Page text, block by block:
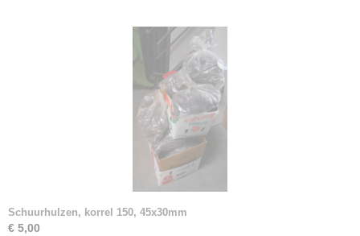
Schuurhulzen, korrel 150, 45x30mm
€ 5,00